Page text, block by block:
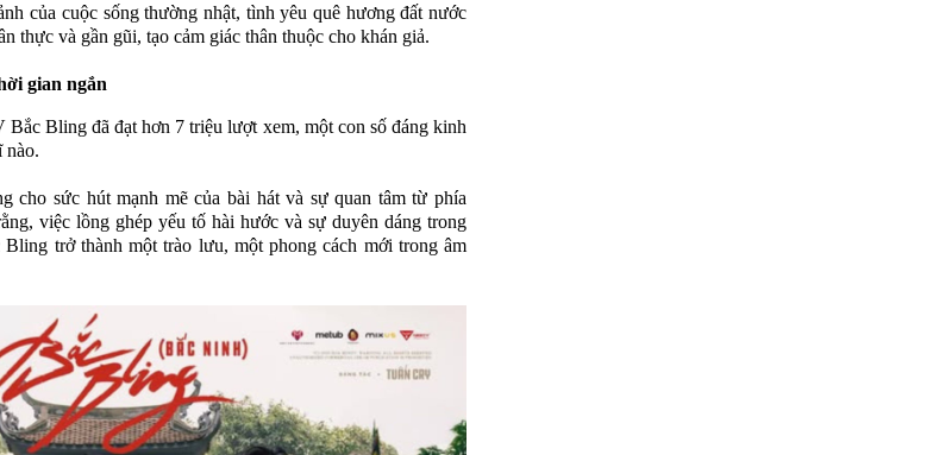
của cuộc sống thường nhật, tình yêu quê hương đất nước
thực và gần gũi, tạo cảm giác thân thuộc cho khán giả.
gian ngắn
Bắc Bling đã đạt hơn 7 triệu lượt xem, một con số đáng kinh
nào.
cho sức hút mạnh mẽ của bài hát và sự quan tâm từ phía
việc lồng ghép yếu tố hài hước và sự duyên dáng trong
Bling trở thành một trào lưu, một phong cách mới trong âm